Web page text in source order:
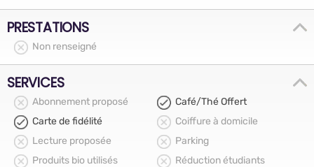
PRESTATIONS
Non renseigné
SERVICES
Abonnement proposé
Café/Thé Offert
Carte de fidélité
Coiffure à domicile
Lecture proposée
Parking
Produits bio utilisés
Réduction étudiants